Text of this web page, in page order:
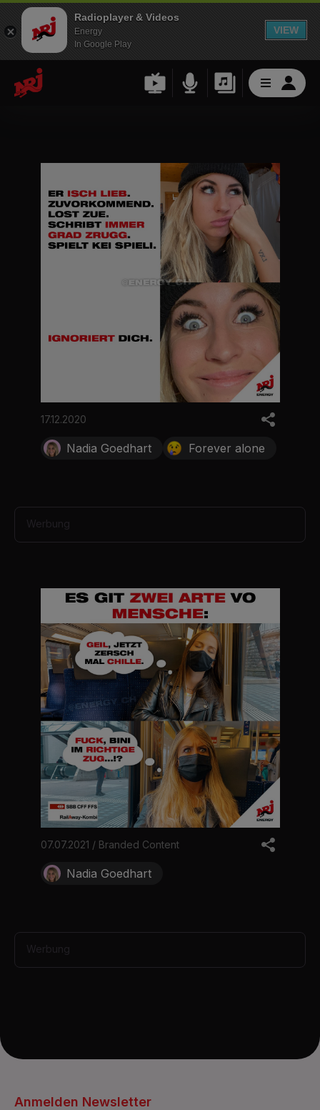
Radioplayer & Videos
Energy
In Google Play
VIEW
17.12.2020
Nadia Goedhart Forever alone
Werbung
07.07.2021 / Branded Content
Nadia Goedhart
Werbung
Anmelden Newsletter